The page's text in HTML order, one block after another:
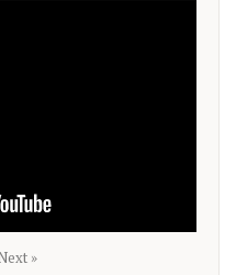
»